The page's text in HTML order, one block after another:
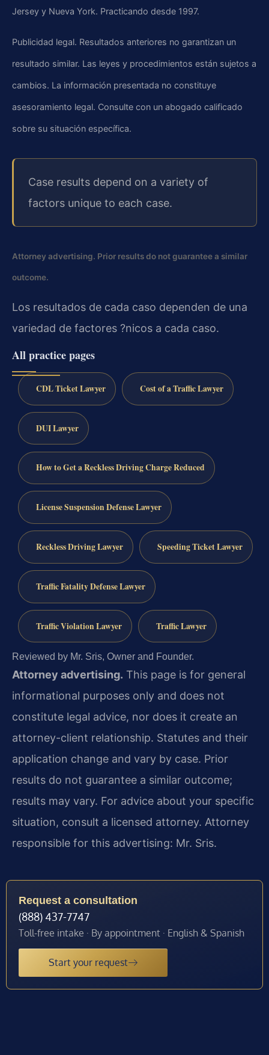
Jersey y Nueva York. Practicando desde 1997.
Publicidad legal. Resultados anteriores no garantizan un
resultado similar. Las leyes y procedimientos están sujetos a
cambios. La información presentada no constituye
asesoramiento legal. Consulte con un abogado calificado
sobre su situación específica.
Case results depend on a variety of
factors unique to each case.
Attorney advertising. Prior results do not guarantee a similar
outcome.
Los resultados de cada caso dependen de una
variedad de factores ?nicos a cada caso.
All practice pages
CDL Ticket Lawyer Cost of a Traffic Lawyer
DUI Lawyer
How to Get a Reckless Driving Charge Reduced
License Suspension Defense Lawyer
Reckless Driving Lawyer Speeding Ticket Lawyer
Traffic Fatality Defense Lawyer
Traffic Violation Lawyer Traffic Lawyer
Reviewed by Mr. Sris, Owner and Founder.
Attorney advertising. This page is for general
informational purposes only and does not
constitute legal advice, nor does it create an
attorney-client relationship. Statutes and their
application change and vary by case. Prior
results do not guarantee a similar outcome;
results may vary. For advice about your specific
situation, consult a licensed attorney. Attorney
responsible for this advertising: Mr. Sris.
Request a consultation
(888) 437-7747
Toll-free intake · By appointment · English & Spanish
Start your request